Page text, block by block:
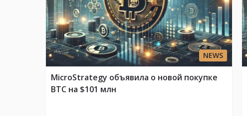
NEWS
MicroStrategy объявила о новой покупке
BTC на $101 млн